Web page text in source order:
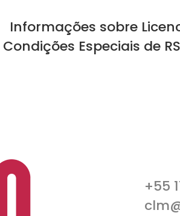
Informações sobre
Especiais de
+55